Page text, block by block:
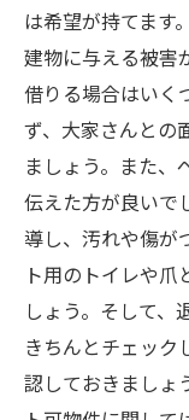
は希望が持てます
建物に与える被害
借りる場合はいく
ず、大家さんとの
ましょう。また、
伝えた方が良いで
導し、汚れや傷が
ト用のトイレや
しょう。そして、
きちんとチェック
認しておきましょ